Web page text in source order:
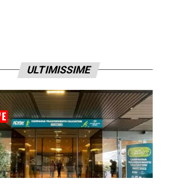
ULTIMISSIME